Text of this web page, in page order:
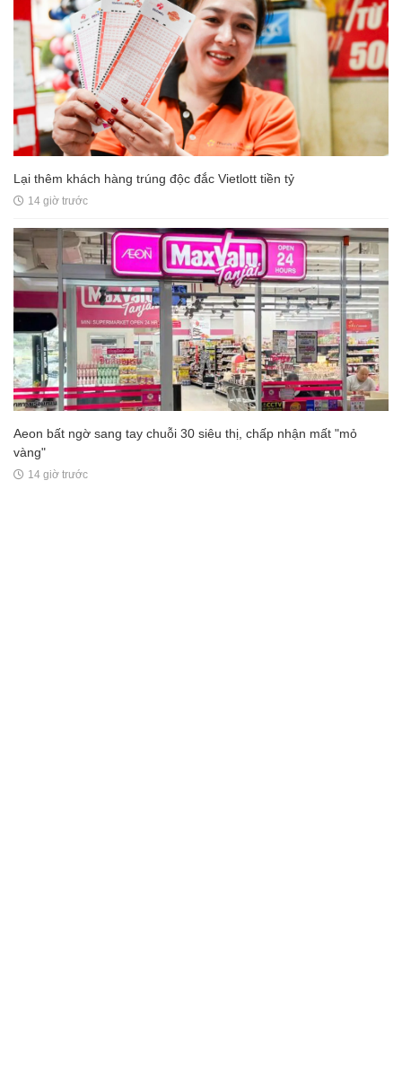
Lại thêm khách hàng trúng độc đắc Vietlott tiền tỷ
14 giờ trước
Aeon bất ngờ sang tay chuỗi 30 siêu thị, chấp nhận mất "mỏ
vàng"
14 giờ trước